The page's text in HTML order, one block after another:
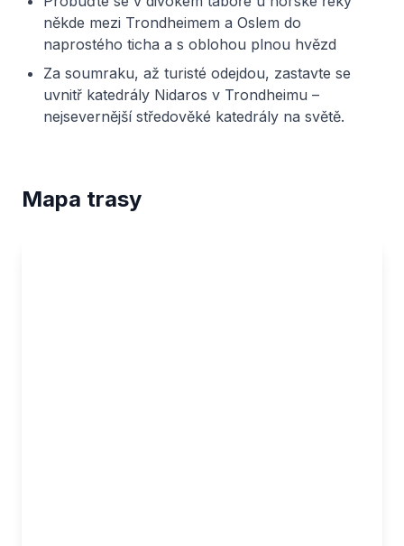
někde mezi Trondheimem a Oslem do
naprostého ticha a s oblohou plnou hvězd
Za soumraku, až turisté odejdou, zastavte se
uvnitř katedrály Nidaros v Trondheimu –
nejsevernější středověké katedrály na světě.
Mapa trasy